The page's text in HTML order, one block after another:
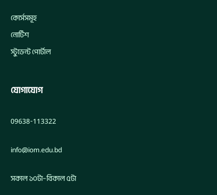
কোর্সসমূহ
নোটিশ
স্টুডেন্ট পোর্টাল
যোগাযোগ
09638-113322
info@iom.edu.bd
সকাল ১০টা–বিকাল ৫টা